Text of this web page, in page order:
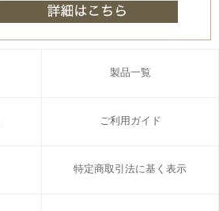
製品一覧
ご利用ガイド
特定商取引法に基く表示